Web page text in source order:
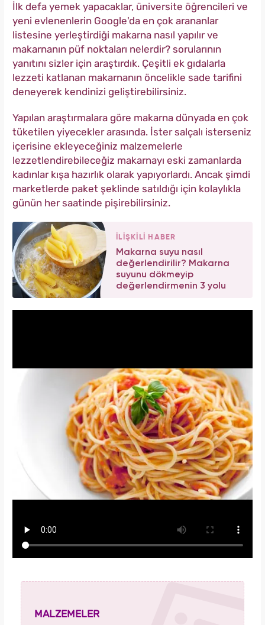
İlk defa yemek yapacaklar, üniversite öğrencileri ve
yeni evlenenlerin Google'da en çok arananlar
listesine yerleştirdiği makarna nasıl yapılır ve
makarnanın püf noktaları nelerdir? sorularının
yanıtını sizler için araştırdık. Çeşitli ek gıdalarla
lezzeti katlanan makarnanın öncelikle sade tarifini
deneyerek kendinizi geliştirebilirsiniz.
Yapılan araştırmalara göre makarna dünyada en çok
tüketilen yiyecekler arasında. İster salçalı isterseniz
içerisine ekleyeceğiniz malzemelerle
lezzetlendirebileceğiz makarnayı eski zamanlarda
kadınlar kışa hazırlık olarak yapıyorlardı. Ancak şimdi
marketlerde paket şeklinde satıldığı için kolaylıkla
günün her saatinde pişirebilirsiniz.
İLİŞKİLİ HABER
Makarna suyu nasıl
değerlendirilir? Makarna
suyunu dökmeyip
değerlendirmenin 3 yolu
MALZEMELER